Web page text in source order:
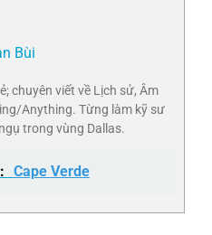
Bùi
chuyên viết về Lịch sử, Âm
Anything. Từng làm kỹ sư
trong vùng Dallas.
Cape Verde